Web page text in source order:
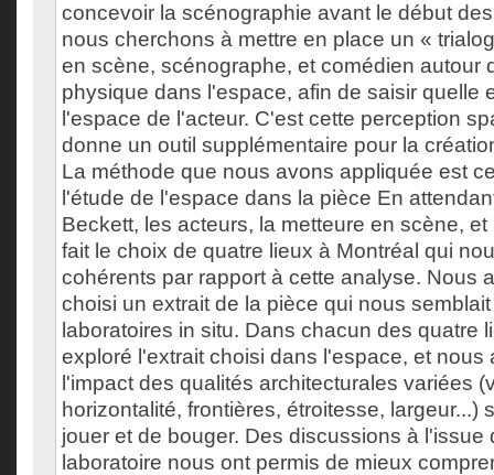
concevoir la scénographie avant le début
nous cherchons à mettre en place un «
en scène, scénographe, et comédien autour
physique dans l'espace, afin de saisir quelle
l'espace de l'acteur. C'est cette perception
donne un outil supplémentaire pour la
La méthode que nous avons appliquée est
l'étude de l'espace dans la pièce En
Beckett, les acteurs, la metteure en scène,
fait le choix de quatre lieux à Montréal qui
cohérents par rapport à cette analyse. Nous
choisi un extrait de la pièce qui nous
laboratoires in situ. Dans chacun des quatre
exploré l'extrait choisi dans l'espace, et nous
l'impact des qualités architecturales variées
horizontalité, frontières, étroitesse, largeur...)
jouer et de bouger. Des discussions à l'issue
laboratoire nous ont permis de mieux